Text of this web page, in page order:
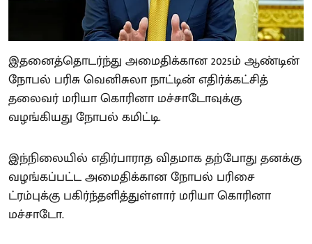
இதனைத்தொடர்ந்து அமைதிக்கான 2025ம் ஆண்டின்
நோபல் பரிசு வெனிசுலா நாட்டின் எதிர்க்கட்சித்
தலைவர் மரியா கொரினா மச்சாடோவுக்கு
வழங்கியது நோபல் கமிட்டி.
இந்நிலையில் எதிர்பாராத விதமாக தற்போது தனக்கு
வழங்கப்பட்ட அமைதிக்கான நோபல் பரிசை
ட்ரம்புக்கு பகிர்ந்தளித்துள்ளார் மரியா கொரினா
மச்சாடோ.